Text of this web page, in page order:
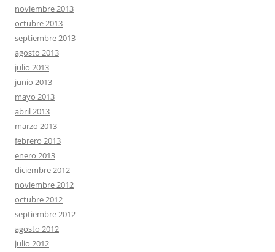
noviembre 2013
octubre 2013
septiembre 2013
agosto 2013
julio 2013
junio 2013
mayo 2013
abril 2013
marzo 2013
febrero 2013
enero 2013
diciembre 2012
noviembre 2012
octubre 2012
septiembre 2012
agosto 2012
julio 2012